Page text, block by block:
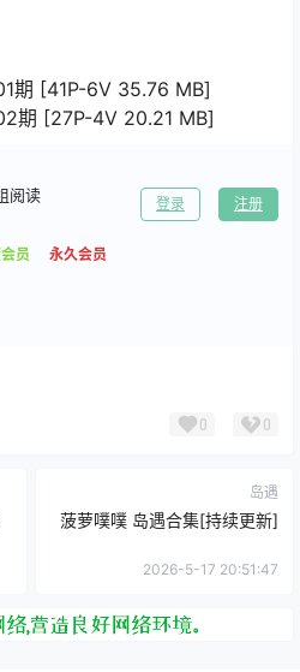
期 [41P-6V 35.76 MB]
期 [27P-4V 20.21 MB]
阅读